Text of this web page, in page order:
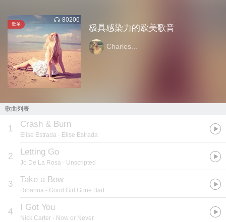
歌单
80206
极具感染力的欧美歌音
Charles...
歌曲列表
1 Crash & Burn
Elise Estrada - Elise Estrada
2 Letting Go
Jo De La Rosa - Unscripted
3 Take a Bow
Rihanna - Good Girl Gone Bad
4 I Got You
Nick Carter - Now or Never